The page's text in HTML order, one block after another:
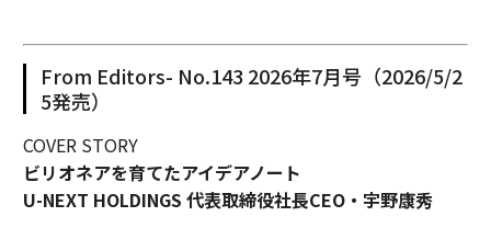
From Editors- No.143 2026年7月号（2026/5/2
5発売）
COVER STORY
ビリオネアを育てたアイデアノート
U-NEXT HOLDINGS 代表取締役社長CEO・宇野康秀